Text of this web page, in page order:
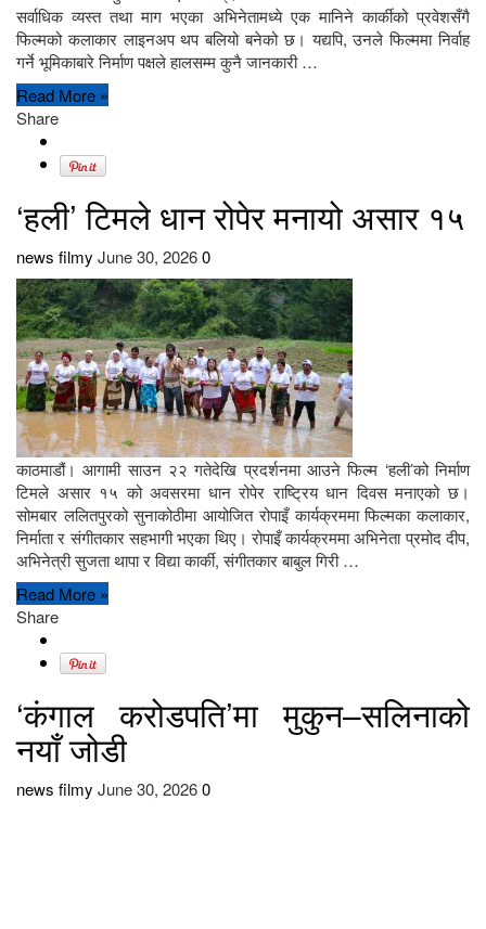
सर्वाधिक व्यस्त तथा माग भएका अभिनेतामध्ये एक मानिने कार्कीको प्रवेशसँगै
फिल्मको कलाकार लाइनअप थप बलियो बनेको छ। यद्यपि, उनले फिल्ममा निर्वाह
गर्ने भूमिकाबारे निर्माण पक्षले हालसम्म कुनै जानकारी …
Read More »
Share
‘हली’ टिमले धान रोपेर मनायो असार १५
news filmy June 30, 20260
काठमाडौं। आगामी साउन २२ गतेदेखि प्रदर्शनमा आउने फिल्म ‘हली’को निर्माण
टिमले असार १५ को अवसरमा धान रोपेर राष्ट्रिय धान दिवस मनाएको छ।
सोमबार ललितपुरको सुनाकोठीमा आयोजित रोपाइँ कार्यक्रममा फिल्मका कलाकार,
निर्माता र संगीतकार सहभागी भएका थिए। रोपाइँ कार्यक्रममा अभिनेता प्रमोद दीप,
अभिनेत्री सुजता थापा र विद्या कार्की, संगीतकार बाबुल गिरी …
Read More »
Share
‘कंगाल करोडपति’मा मुकुन–सलिनाको
नयाँ जोडी
news filmy June 30, 20260